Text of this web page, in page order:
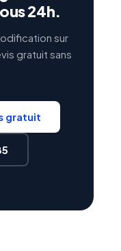
24h.
sur
gratuit sans
gratuit